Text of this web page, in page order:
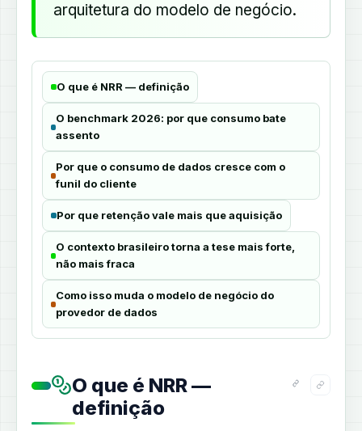
arquitetura do modelo de negócio.
O que é NRR — definição
O benchmark 2026: por que consumo bate
assento
Por que o consumo de dados cresce com o
funil do cliente
Por que retenção vale mais que aquisição
O contexto brasileiro torna a tese mais forte,
não mais fraca
Como isso muda o modelo de negócio do
provedor de dados
O que é NRR —
definição